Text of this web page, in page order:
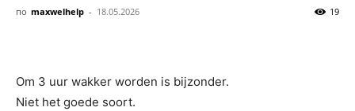
по maxwelhelp - 18.05.2026 19
Om 3 uur wakker worden is bijzonder.
Niet het goede soort.